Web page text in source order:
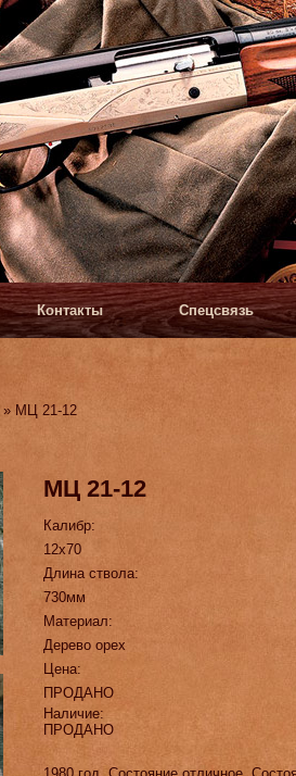
Контакты Спецсвязь
» МЦ 21-12
МЦ 21-12
Калибр:
12х70
Длина ствола:
730мм
Материал:
Дерево орех
Цена:
ПРОДАНО
Наличие:
ПРОДАНО